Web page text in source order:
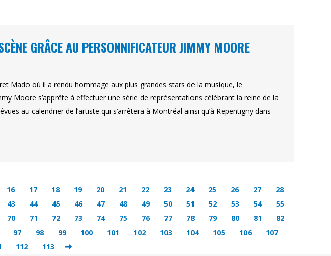
GRÂCE AU PERSONNIFICATEUR JIMMY MOORE
Mado où il a rendu hommage aux plus grandes stars de la musique, le
Moore s’apprête à effectuer une série de représentations célébrant la reine de la
au calendrier de l’artiste qui s’arrêtera à Montréal ainsi qu’à Repentigny dans
16 17 18 19 20 21 22 23 24 25 26 27
28
43 44 45 46 47 48 49 50 51 52 53 54
55
70 71 72 73 74 75 76 77 78 79 80 81
82
97 98 99 100 101 102 103 104 105 106
107
112 113